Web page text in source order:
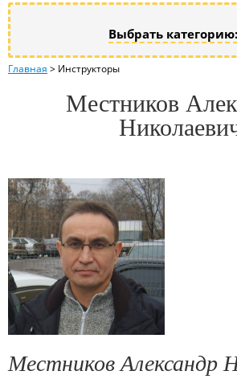
Выбрать категорию:
Главная > Инструкторы
Местников
Местников Александр